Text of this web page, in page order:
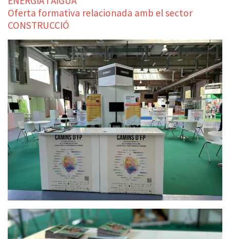
Oferta formativa relacionada amb el sector
CONSTRUCCIÓ